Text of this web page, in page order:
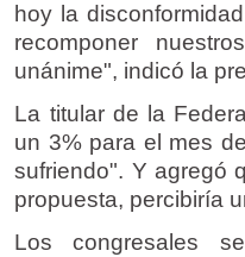
hoy la
recomponer
unánime", indicó la
La titular de la
un 3% para el mes
sufriendo". Y agregó
propuesta, percibiría
Los congresales